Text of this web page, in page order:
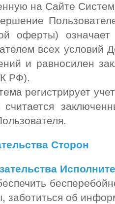
на Сайте
оферты)
всех условий
и равносилен
РФ).
регистрирует
считается
Сторон
заботиться об